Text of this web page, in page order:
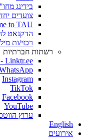
בידינג
צועדים
to TAU
הדקנאט
רכזי/ות
רשתות חברתיות
Linktr.ee
Instagram
TikTok
Facebook
YouTube
ערוץ
English
אירועים